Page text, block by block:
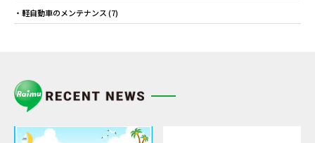
軽自動車のメンテナンス(7)